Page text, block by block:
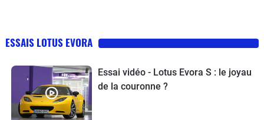
ESSAIS LOTUS EVORA
Essai vidéo - Lotus Evora S : le joyau
de la couronne ?